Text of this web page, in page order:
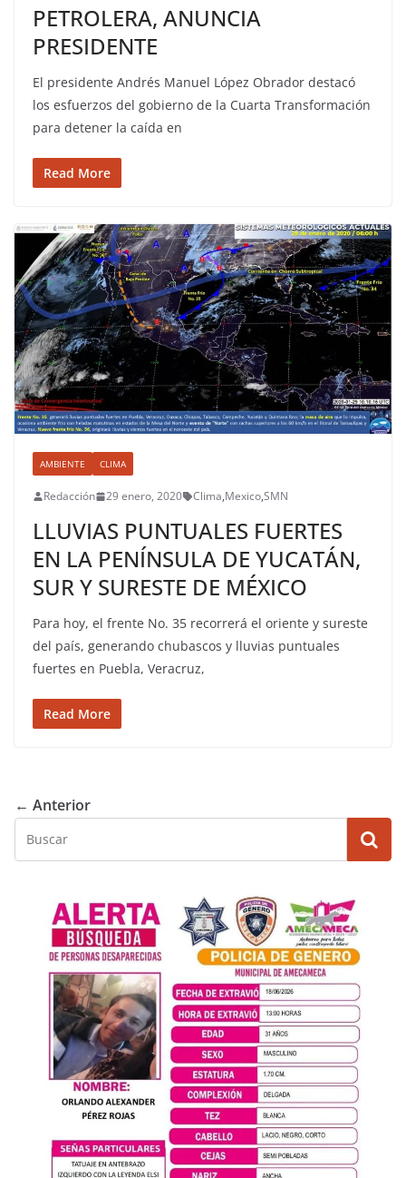
PETROLERA, ANUNCIA
PRESIDENTE
El presidente Andrés Manuel López Obrador destacó
los esfuerzos del gobierno de la Cuarta Transformación
para detener la caída en
Read More
AMBIENTE CLIMA
Redacción 29 enero, 2020 Clima,Mexico,SMN
LLUVIAS PUNTUALES FUERTES
EN LA PENÍNSULA DE YUCATÁN,
SUR Y SURESTE DE MÉXICO
Para hoy, el frente No. 35 recorrerá el oriente y sureste
del país, generando chubascos y lluvias puntuales
fuertes en Puebla, Veracruz,
Read More
← Anterior